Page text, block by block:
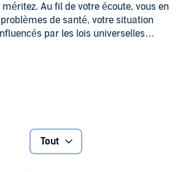
Au fil de votre écoute, vous en
de santé, votre situation
par les lois universelles
de puissants processus qui vous aideront
que d'avoir une vie remplie de tout ce
cet objectif.
dans votre confirmation d'achat
Audio - SGNT média inc.
Tout